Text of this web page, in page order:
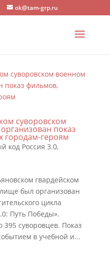
ok@tam-grp.ru
суворовском
показ
городам-героям
код Россия 3.0,
гвардейском
был организован
цикла
Путь Победы».
суворовцев. Показ
в учебной и...